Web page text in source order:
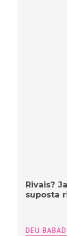
Rivais?
suposta
DEU